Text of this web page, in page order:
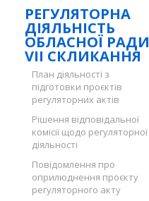
РЕГУЛЯТОРНА
ДІЯЛЬНІСТЬ
ОБЛАСНОЇ РАДИ
VII СКЛИКАННЯ
План діяльності з
підготовки проєктів
регуляторних актів
Рішення відповідальної
комісії щодо регуляторної
діяльності
Повідомлення про
оприлюднення проєкту
регуляторного акту